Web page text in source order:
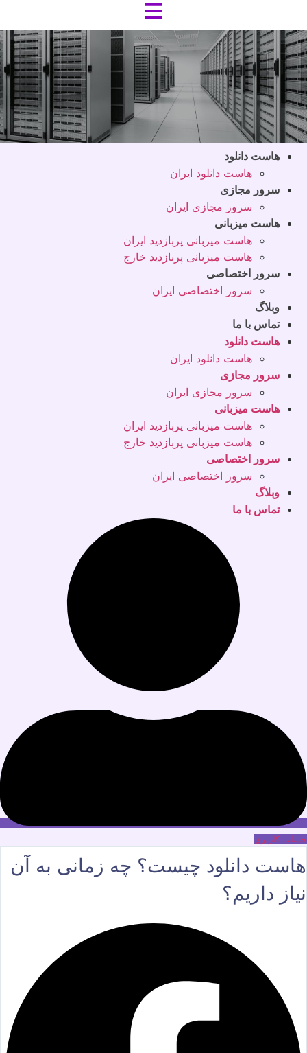
هاست دانلود
هاست دانلود ایران
سرور مجازی
سرور مجازی ایران
هاست میزبانی
هاست میزبانی پربازدید ایران
هاست میزبانی پربازدید خارج
سرور اختصاصی
سرور اختصاصی ایران
وبلاگ
تماس با ما
هاست دانلود
هاست دانلود ایران
سرور مجازی
سرور مجازی ایران
هاست میزبانی
هاست میزبانی پربازدید ایران
هاست میزبانی پربازدید خارج
سرور اختصاصی
سرور اختصاصی ایران
وبلاگ
تماس با ما
حساب کاربری
هاست دانلود چیست؟ چه زمانی به آن
نیاز داریم؟